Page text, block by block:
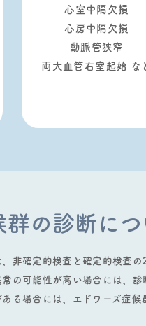
⼼室中隔⽋損
⼼房中隔⽋損
動脈管狭窄
両⼤⾎管右室起始 な
群の診断につ
⾮確定的検査と確定的検査の
の可能性が⾼い場合には、
る場合には、エドワーズ症候